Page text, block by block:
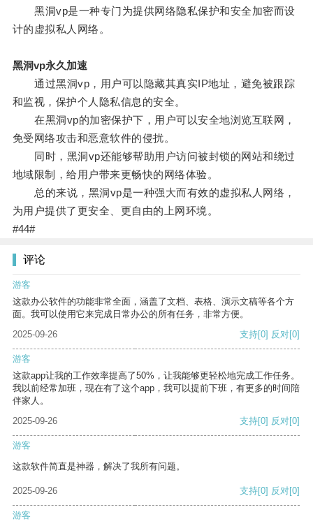
黑洞vp是一种专门为提供网络隐私保护和安全加密而设
计的虚拟私人网络。
黑洞vp永久加速
通过黑洞vp，用户可以隐藏其真实IP地址，避免被跟踪
和监视，保护个人隐私信息的安全。
在黑洞vp的加密保护下，用户可以安全地浏览互联网，
免受网络攻击和恶意软件的侵扰。
同时，黑洞vp还能够帮助用户访问被封锁的网站和绕过
地域限制，给用户带来更畅快的网络体验。
总的来说，黑洞vp是一种强大而有效的虚拟私人网络，
为用户提供了更安全、更自由的上网环境。
#44#
评论
游客
这款办公软件的功能非常全面，涵盖了文档、表格、演示文稿等各个方
面。我可以使用它来完成日常办公的所有任务，非常方便。
2025-09-26
支持[0] 反对[0]
游客
这款app让我的工作效率提高了50%，让我能够更轻松地完成工作任务。
我以前经常加班，现在有了这个app，我可以提前下班，有更多的时间陪
伴家人。
2025-09-26
支持[0] 反对[0]
游客
这款软件简直是神器，解决了我所有问题。
2025-09-26 支持[0] 反对[0]
游客